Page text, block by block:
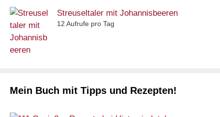
Streuseltaler mit Johannisbeeren
12 Aufrufe pro Tag
Mein Buch mit Tipps und Rezepten!